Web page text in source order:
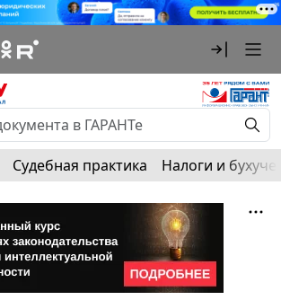
Судебная практика Налоги и